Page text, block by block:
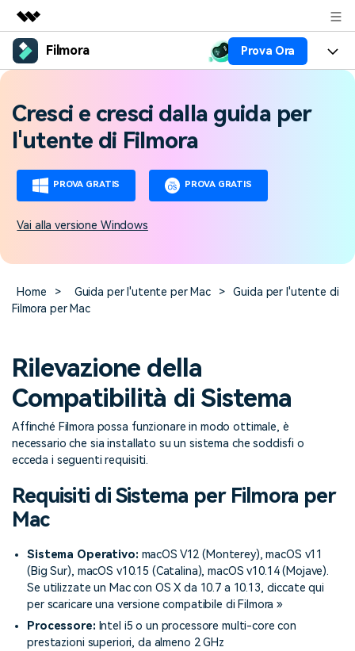
Prodotti in evidenza
Utilità
Panoramica
Soluzione
Chi siamo
Sala stampa
Filmora Prova Ora
Piattaforme
Risorse
AI
Audio
Testo
Soluzioni
Tip per Screen Recorder
Tip per YouTube
Contattaci
Supporto
Apprendimento
NEGOZIO Accedi
cerca
Cresci e cresci dalla guida per
l'utente di Filmora
PROVA GRATIS PROVA GRATIS
Vai alla versione Windows
Home > Guida per l'utente per Mac >
Guida per l'utente di
Filmora per Mac
Rilevazione della
Compatibilità di Sistema
Affinché Filmora possa funzionare in modo ottimale, è
necessario che sia installato su un sistema che soddisfi o
ecceda i seguenti requisiti.
Requisiti di Sistema per Filmora per
Mac
Sistema Operativo: macOS V12 (Monterey), macOS v11
(Big Sur), macOS v10.15 (Catalina), macOS v10.14 (Mojave).
Se utilizzate un Mac con OS X da 10.7 a 10.13, cliccate qui
per scaricare una versione compatibile di Filmora »
Processore: Intel i5 o un processore multi-core con
prestazioni superiori, da almeno 2 GHz